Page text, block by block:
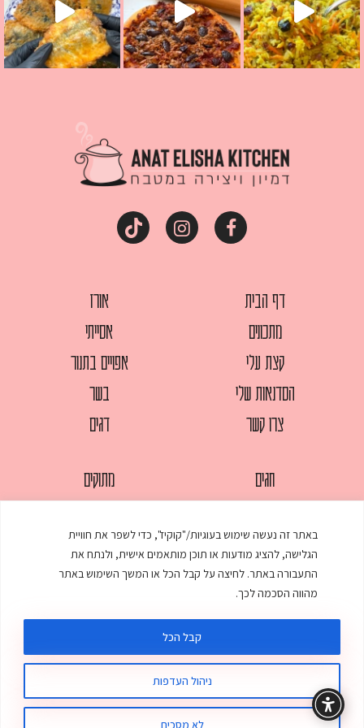
באתר זה נעשה שימוש בעוגיות/"קוקיז", כדי לשפר את חוויית
הגלישה, להציג מודעות או תוכן מותאמים אישית, ולנתח את
התעבורה באתר. לחיצה על קבל הכל או המשך השימוש באתר
מהווה הסכמה לכך.
ניהול העדפות
לא מסכים
קבל הכל
דף הבית
מתכונים
קצת עלי
הסדנאות שלי
צרו קשר
אורז
אסייתי
אפויים בתנור
בשר
דגים
חגים
מאפים
ממולאים
מרקים
מתוקים
עוגות
עוף
© כל הזכויות שמורות לענת אלישע | עיצוב ובניית אתר
תקנון האתר מדיניות פרטיות